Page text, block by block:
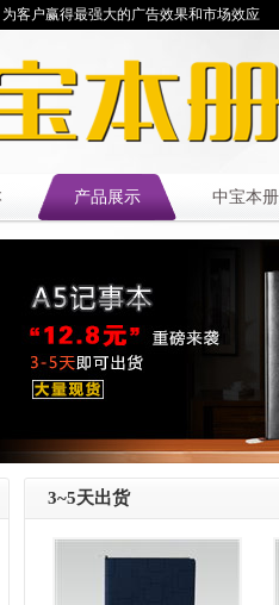
客户赢得最强大的广告效果和市场效应
产品展示 中宝本
3~5天出货